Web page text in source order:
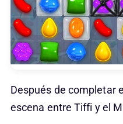
Después de completar
escena entre Tiffi y el